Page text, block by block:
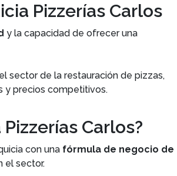
Pizzerías Carlos
y la capacidad de ofrecer una
sector de la restauración de pizzas,
y precios competitivos.
Carlos?
con una fórmula de negocio de
el sector.